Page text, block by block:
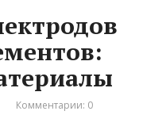
Комментарии: 0